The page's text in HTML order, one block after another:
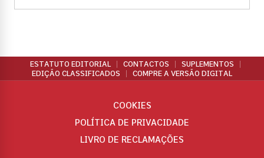
ESTATUTO EDITORIAL CONTACTOS
SUPLEMENTOS
EDIÇÃO CLASSIFICADOS
COMPRE A VERSÃO DIGITAL
COOKIES
POLÍTICA DE PRIVACIDADE
LIVRO DE RECLAMAÇÕES